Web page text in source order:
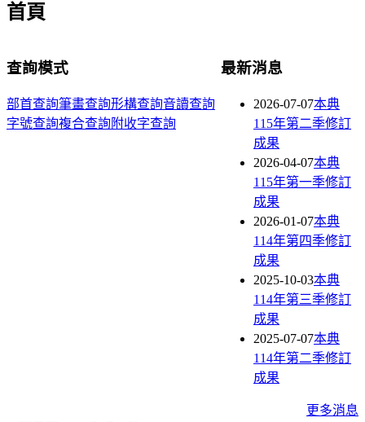
首頁
查詢模式
部首查詢筆畫查詢形構查詢音讀查詢
字號查詢複合查詢附收字查詢
最新消息
2026-07-07本典
115年第二季修訂
成果
2026-04-07本典
115年第一季修訂
成果
2026-01-07本典
114年第四季修訂
成果
2025-10-03本典
114年第三季修訂
成果
2025-07-07本典
114年第二季修訂
成果
更多消息